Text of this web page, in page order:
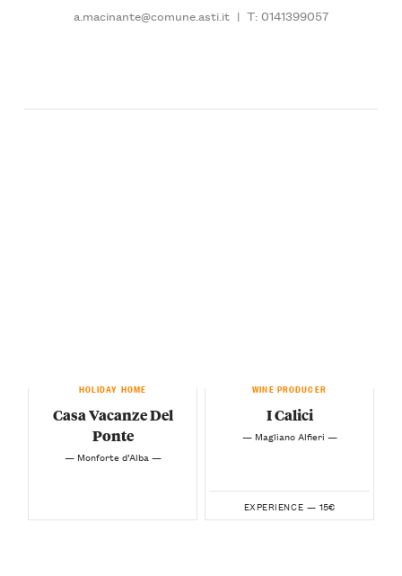
a.macinante@comune.asti.it | T: 0141399057
HOLIDAY HOME
Casa Vacanze Del
Ponte
— Monforte d’Alba —
WINE PRODUCER
I Calici
— Magliano Alfieri —
EXPERIENCE — 15€